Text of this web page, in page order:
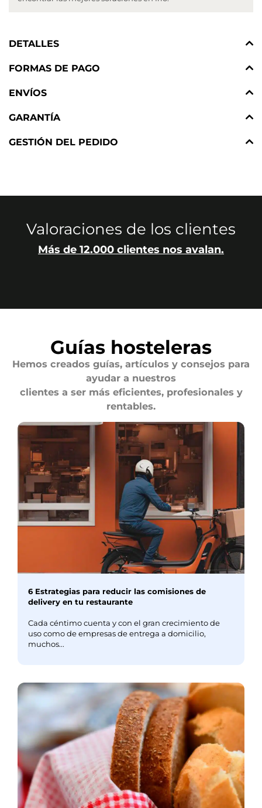
DETALLES
FORMAS DE PAGO
ENVÍOS
GARANTÍA
GESTIÓN DEL PEDIDO
Valoraciones de los clientes
Más de 12.000 clientes nos avalan.
Guías hosteleras
Hemos creados guías, artículos y consejos para
ayudar a nuestros
clientes a ser más eficientes, profesionales y
rentables.
6 Estrategias para reducir las comisiones de
delivery en tu restaurante
Cada céntimo cuenta y con el gran crecimiento de
uso como de empresas de entrega a domicilio,
muchos...